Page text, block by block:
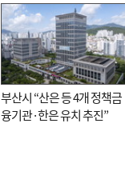
직전”
부산시 “산은 등 4개 정책금
융기관·한은 유치 추진”